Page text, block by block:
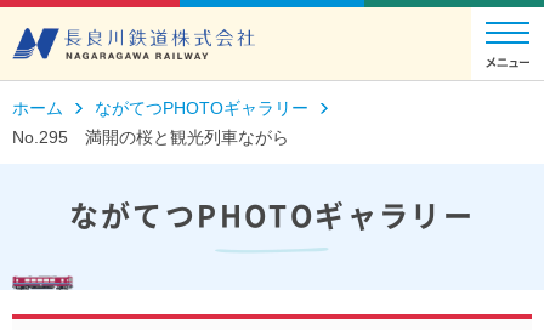
ホーム
ながてつPHOTOギャラリー
No.295 満開の桜と観光列車ながら
ながてつPHOTOギャラリー